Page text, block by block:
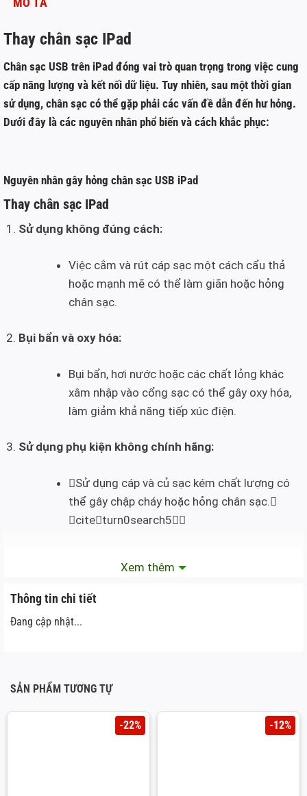
Thay chân sạc IPad
Chân sạc USB trên iPad đóng vai trò quan trọng trong việc cung
cấp năng lượng và kết nối dữ liệu. Tuy nhiên, sau một thời gian
sử dụng, chân sạc có thể gặp phải các vấn đề dẫn đến hư hỏng.
Dưới đây là các nguyên nhân phổ biến và cách khắc phục:
Nguyên nhân gây hỏng chân sạc USB iPad
Thay chân sạc IPad
Sử dụng không đúng cách:
Việc cắm và rút cáp sạc một cách cẩu thả
hoặc mạnh mẽ có thể làm giãn hoặc hỏng
chân sạc.
Bụi bẩn và oxy hóa:
Bụi bẩn, hơi nước hoặc các chất lỏng khác
xâm nhập vào cổng sạc có thể gây oxy hóa,
làm giảm khả năng tiếp xúc điện.
Sử dụng phụ kiện không chính hãng:
Sử dụng cáp và củ sạc kém chất lượng có
thể gây chập cháy hoặc hỏng chân sạc.
citeturn0search5
Việc cắm sạc nhiều lần trong thời gian dài có
nối không ổn định.
Xem thêm
Thông tin chi tiết
Đang cập nhật...
SẢN PHẨM TƯƠNG TỰ
-22% -12%